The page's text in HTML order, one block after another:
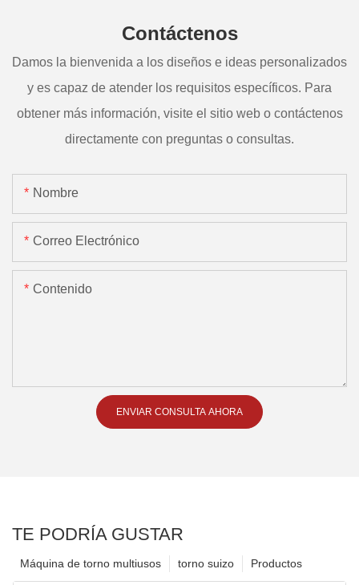
Contáctenos
Damos la bienvenida a los diseños e ideas personalizados
y es capaz de atender los requisitos específicos. Para
obtener más información, visite el sitio web o contáctenos
directamente con preguntas o consultas.
Nombre
Correo Electrónico
Contenido
ENVIAR CONSULTA AHORA
TE PODRÍA GUSTAR
Productos
torno suizo
Máquina de torno multiusos